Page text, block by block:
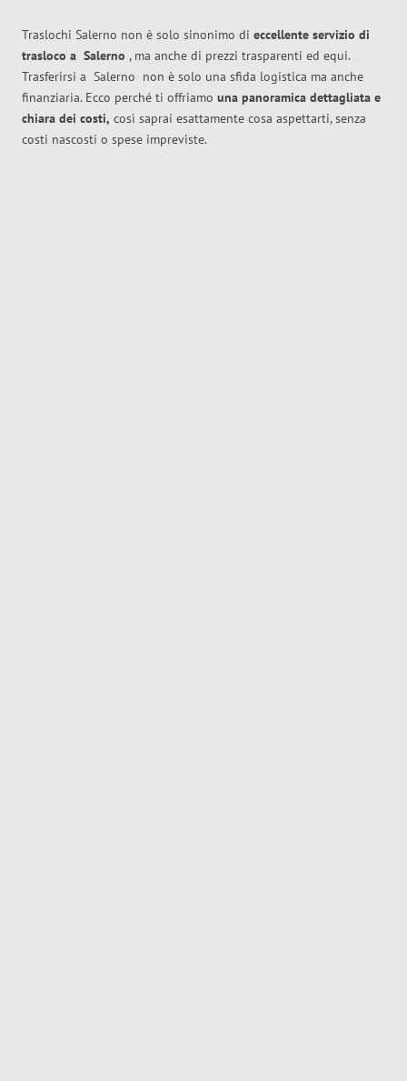
Traslochi Salerno non è solo sinonimo di eccellente servizio di
trasloco a Salerno , ma anche di prezzi trasparenti ed equi.
Trasferirsi a Salerno non è solo una sfida logistica ma anche
finanziaria. Ecco perché ti offriamo una panoramica dettagliata e
chiara dei costi, così saprai esattamente cosa aspettarti, senza
costi nascosti o spese impreviste.